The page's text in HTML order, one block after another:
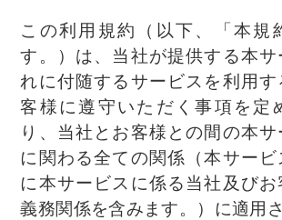
この利用規約（以下、「本規
す。）は、当社が提供する本サ
れに付随するサービスを利用
客様に遵守いただく事項を定
り、当社とお客様との間の本
に関わる全ての関係（本サー
に本サービスに係る当社及び
義務関係を含みます。）に適用さ